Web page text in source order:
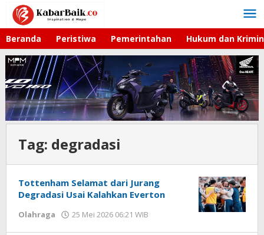
Lewati
konten
Beranda Peristiwa Pemerintahan Hukum dan
Tag: degradasi
Tottenham Selamat dari Jurang
Degradasi Usai Kalahkan Everton
Olahraga 25 Mei 2026 06:21 WIB